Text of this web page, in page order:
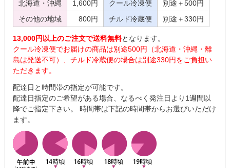
北海道・沖縄 1,600円 クール冷凍便
別途＋500円
その他の地域
800円 チルド冷蔵便 別途＋330円
13,000円以上のご注文で送料無料となります。
クール冷凍便でお届けの商品は別途500円（北海道・沖縄・離
島は発送不可）、チルド冷蔵便の場合は別途330円をご負担い
ただきます。
配達日と時間帯の指定が可能です。
配達日指定のご希望がある場合、なるべく発注日より1週間以
降でご指定下さい。 時間帯は下記の時間帯からお選びいただけ
ます。